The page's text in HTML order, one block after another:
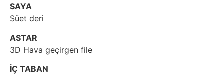
SAYA
Süet deri
ASTAR
3D Hava geçirgen file
İÇ TABAN